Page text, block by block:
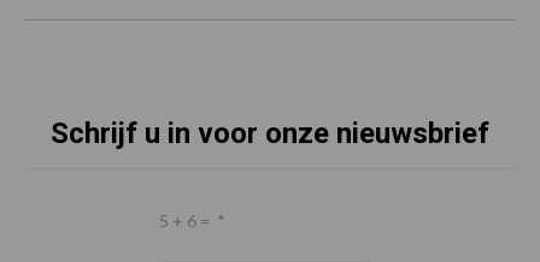
Schrijf u in voor onze nieuwsbrief
5 + 6 = *